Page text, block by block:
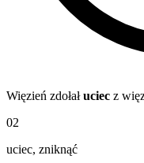
Więzień zdołałuciec z
02
uciec, zniknąć